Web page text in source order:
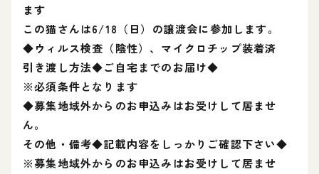
ます
この猫さんは6/18（日）の譲渡会に参加します。
◆ウィルス検査（陰性）、マイクロチップ装着済
引き渡し方法◆ご自宅までのお届け◆
※必須条件となります
◆募集地域外からのお申込みはお受けして居ませ
ん。
その他・備考◆記載内容をしっかりご確認下さい◆
※募集地域外からのお申込みはお受けして居ませ